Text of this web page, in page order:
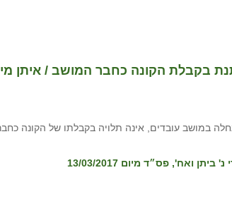
בקבלת הקונה כחבר המושב / איתן
במושב עובדים, אינה תלויה בקבלתו של הקונה